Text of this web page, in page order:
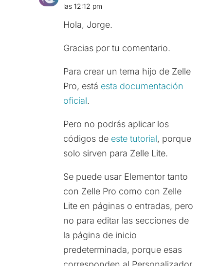
las 12:12 pm
Hola, Jorge.
Gracias por tu comentario.
Para crear un tema hijo de Zelle
Pro, está esta documentación
oficial.
Pero no podrás aplicar los
códigos de este tutorial, porque
solo sirven para Zelle Lite.
Se puede usar Elementor tanto
con Zelle Pro como con Zelle
Lite en páginas o entradas, pero
no para editar las secciones de
la página de inicio
predeterminada, porque esas